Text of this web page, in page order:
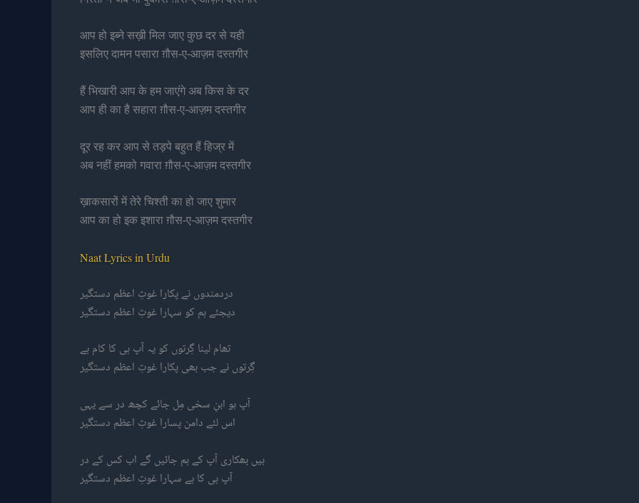
आप हो इब्ने सख़ी मिल जाए कुछ दर से यही
इसलिए दामन पसारा ग़ौस-ए-आज़म दस्तगीर
हैं भिखारी आप के हम जाएंगे अब किस के दर
आप ही का है सहारा ग़ौस-ए-आज़म दस्तगीर
दूर रह कर आप से तड़पे बहुत हैं हिज्र में
अब नहीं हमको गवारा ग़ौस-ए-आज़म दस्तगीर
ख़ाकसारों में तेरे चिश्ती का हो जाए शुमार
आप का हो इक इशारा ग़ौस-ए-आज़म दस्तगीर
Naat Lyrics in Urdu
دردمندوں نے پکارا غوثِ اعظم دستگیر
دیجئے ہم کو سہارا غوثِ اعظم دستگیر
تھام لینا گِرتوں کو یہ آپ ہی کا کام ہے
گِرتوں نے جب بھی پکارا غوثِ اعظم دستگیر
آپ ہو ابنِ سخی مِل جائے کچھ در سے یہی
اس لئے دامن پسارا غوثِ اعظم دستگیر
ہیں بھکاری آپ کے ہم جائیں گے اب کس کے در
آپ ہی کا ہے سہارا غوثِ اعظم دستگیر